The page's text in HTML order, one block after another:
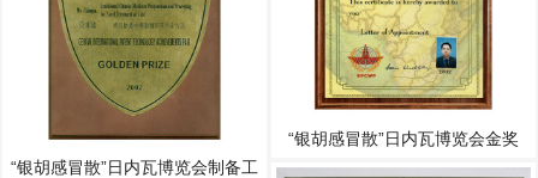
“银胡感冒散”日内瓦博览会制备工
“银胡感冒散”日内瓦博览会金奖